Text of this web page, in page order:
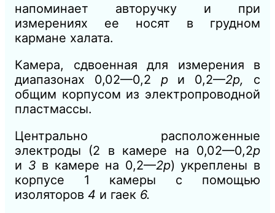
напоминает авторучку и при
измерениях ее носят в грудном
кармане халата.
Камера, сдвоенная для измерения в
диапазонах 0,02—0,2 р и 0,2—2р, с
общим корпусом из электропроводной
пластмассы.
Центрально расположенные
электроды (2
в камере на 0,02—0,2р
и 3 в камере на 0,2—2р) укреплены в
корпусе 1 камеры с помощью
изоляторов 4 и гаек 6.